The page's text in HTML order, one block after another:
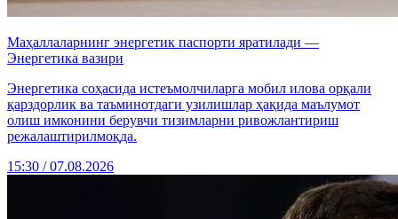
Маҳаллаларнинг энергетик паспорти яратилади —
Энергетика вазири
Энергетика соҳасида истеъмолчиларга мобил илова орқали
қарздорлик ва таъминотдаги узилишлар ҳақида маълумот
олиш имконини берувчи тизимларни ривожлантириш
режалаштирилмоқда.
15:30 / 07.08.2026